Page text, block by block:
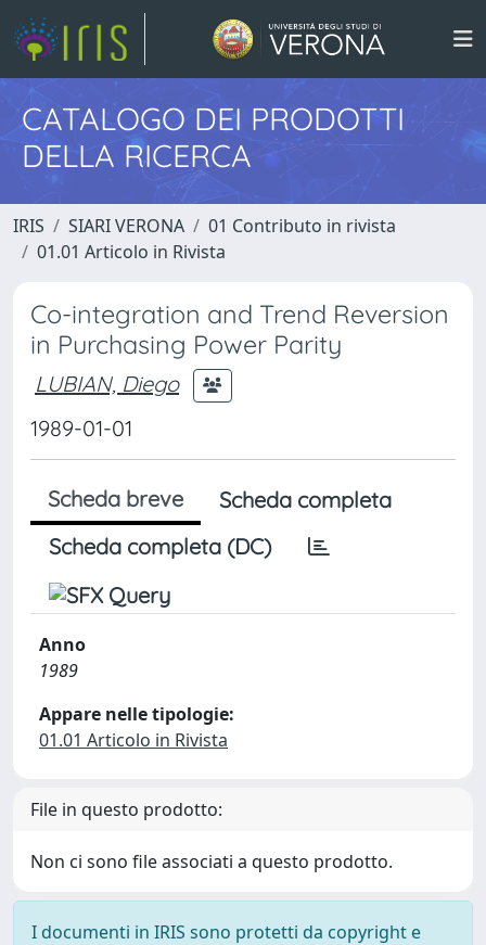
CATALOGO DEI PRODOTTI
DELLA RICERCA
IRIS SIARI VERONA
01 Contributo in rivista
01.01 Articolo in Rivista
Co-integration and Trend Reversion
in Purchasing Power Parity
LUBIAN, Diego
1989-01-01
Scheda breve
Scheda completa
Scheda completa (DC)
Anno
1989
Appare nelle tipologie:
01.01 Articolo in Rivista
File in questo prodotto:
Non ci sono file associati a questo prodotto.
I documenti in IRIS sono protetti da copyright e